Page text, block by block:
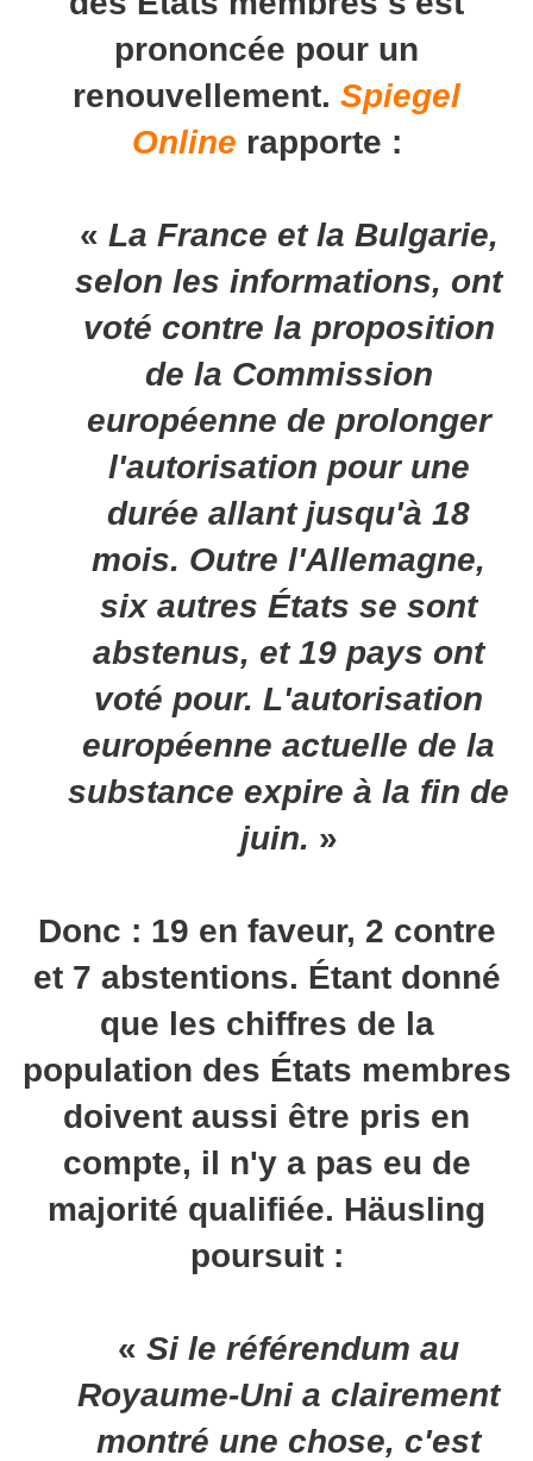
prononcée pour un
renouvellement. Spiegel
Online rapporte :
« La France et la Bulgarie,
selon les informations, ont
voté contre la proposition
de la Commission
européenne de prolonger
l'autorisation pour une
durée allant jusqu'à 18
mois. Outre l'Allemagne,
six autres États se sont
abstenus, et 19 pays ont
voté pour. L'autorisation
européenne actuelle de la
substance expire à la fin de
juin. »
Donc : 19 en faveur, 2 contre
et 7 abstentions. Étant donné
que les chiffres de la
population des États membres
doivent aussi être pris en
compte, il n'y a pas eu de
majorité qualifiée. Häusling
poursuit :
«Si le référendum au
Royaume-Uni a clairement
montré une chose, c'est